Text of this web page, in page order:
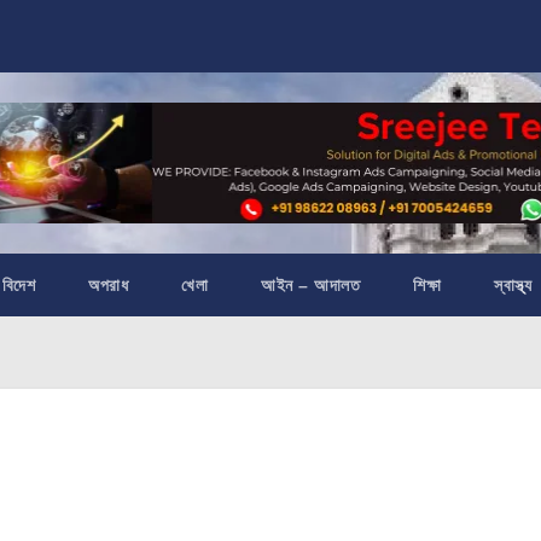
বিদেশ অপরাধ খেলা আইন – আদালত শিক্ষা স্বাস্থ্য